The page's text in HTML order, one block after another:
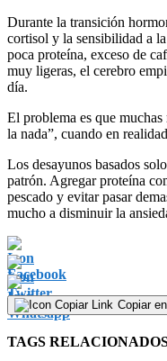
Durante la transición
cortisol y la sensibilidad a
poca proteína, exceso de
muy ligeras, el cerebro
día.
El problema es que
la nada”, cuando en
Los desayunos basados
patrón. Agregar proteína
pescado y evitar pasar
mucho a disminuir la
Copiar
TAGS